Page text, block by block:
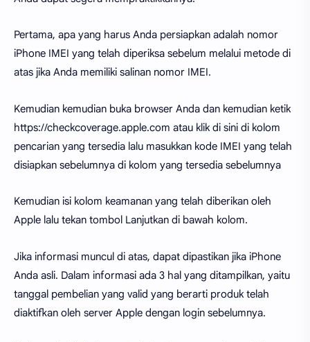
Pertama, apa yang harus Anda persiapkan adalah nomor
iPhone IMEI yang telah diperiksa sebelum melalui metode di
atas jika Anda memiliki salinan nomor IMEI.
Kemudian kemudian buka browser Anda dan kemudian ketik
https://checkcoverage.apple.com atau klik di sini di kolom
pencarian yang tersedia lalu masukkan kode IMEI yang telah
disiapkan sebelumnya di kolom yang tersedia sebelumnya
Kemudian isi kolom keamanan yang telah diberikan oleh
Apple lalu tekan tombol Lanjutkan di bawah kolom.
Jika informasi muncul di atas, dapat dipastikan jika iPhone
Anda asli. Dalam informasi ada 3 hal yang ditampilkan, yaitu
tanggal pembelian yang valid yang berarti produk telah
diaktifkan oleh server Apple dengan login sebelumnya.